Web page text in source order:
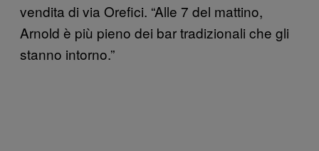
vendita di via Orefici. “Alle 7 del mattino,
Arnold è più pieno dei bar tradizionali che gli
stanno intorno.”